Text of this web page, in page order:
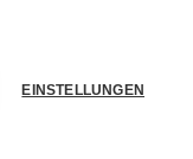
EINSTELLUNGEN